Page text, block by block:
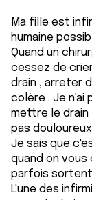
Ma fille est
humaine
Quand un
cessez de
drain , arreter
colère . Je n'ai
mettre le drain
pas
Je sais que
quand on
parfois
L'une des